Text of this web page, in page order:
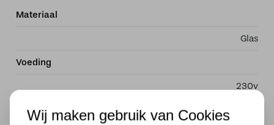
Materiaal
Glas
Voeding
230v
Lichtbron
Wij maken gebruik van Cookies